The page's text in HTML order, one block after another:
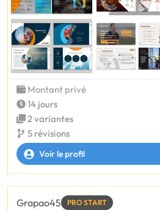
Montant privé
14 jours
2 variantes
5 révisions
Voir le profil
Grapao45 PRO START